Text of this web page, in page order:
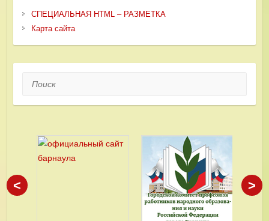
СПЕЦИАЛЬНАЯ HTML – РАЗМЕТКА
Карта сайта
Поиск
< >